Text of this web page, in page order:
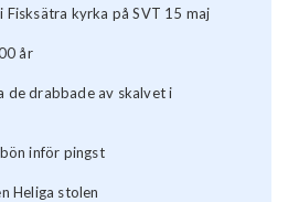
kyrka på SVT 15 maj
år
de drabbade av skalvet i
inför pingst
Heliga stolen